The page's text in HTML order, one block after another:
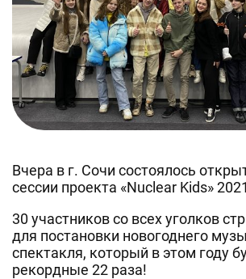
Вчера в г. Сочи состоялось
сессии проекта «Nuclear Kids»
30 участников со всех уголков
для постановки новогоднего
спектакля, который в этом году
рекордные 22 раза!